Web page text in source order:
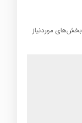
بخش‌های موردنیاز